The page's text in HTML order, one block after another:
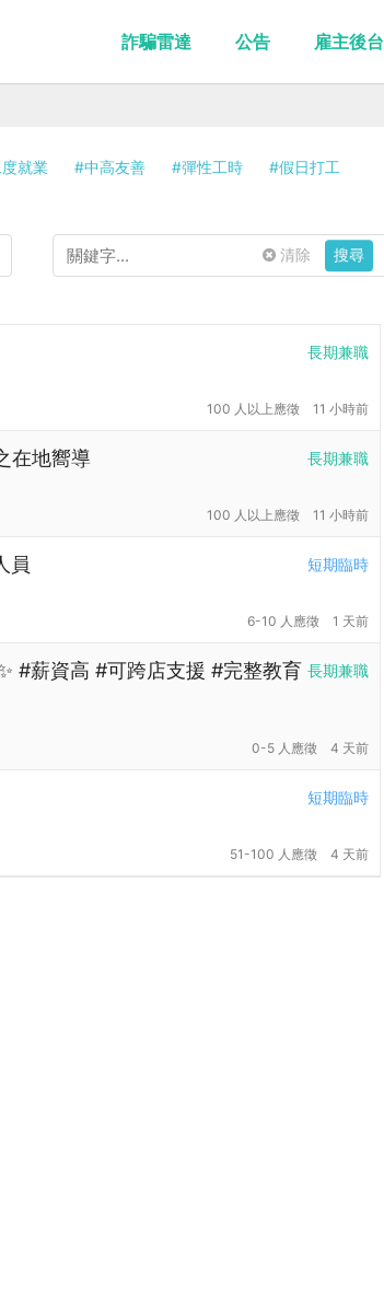
詐騙雷達 公告 雇主後台
就業 #中高友善 #彈性工時
#假日打工
清除 搜尋
長期兼職
100 人以上應徵 11 小時前
長期兼職
在地嚮導
100 人以上應徵 11 小時前
短期臨時
員
6-10 人應徵 1 天前
長期兼職
#薪資高 #可跨店支援 #完整教育
0-5 人應徵 4 天前
短期臨時
51-100 人應徵 4 天前